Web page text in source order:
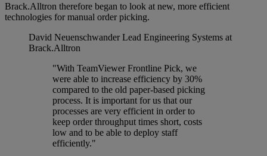
Brack.Alltron therefore began to look at new, more efficient
technologies for manual order picking.
David Neuenschwander Lead Engineering Systems at
Brack.Alltron
"With TeamViewer Frontline Pick, we
were able to increase efficiency by 30%
compared to the old paper-based picking
process. It is important for us that our
processes are very efficient in order to
keep order throughput times short, costs
low and to be able to deploy staff
efficiently."